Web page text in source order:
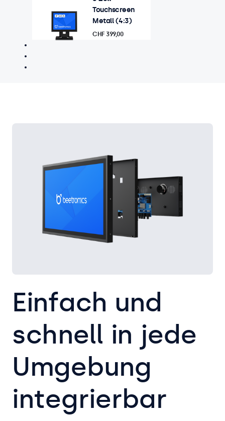
Touchscreen
Metall (4:3)
CHF 399,00
Einfach und
schnell in jede
Umgebung
integrierbar